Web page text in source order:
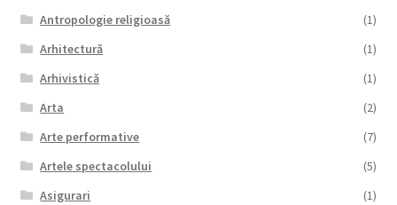
Antropologie religioasă
(1)
Arhitectură
(1)
Arhivistică
(1)
Arta
(2)
Arte performative
(7)
Artele spectacolului
(5)
Asigurari
(1)